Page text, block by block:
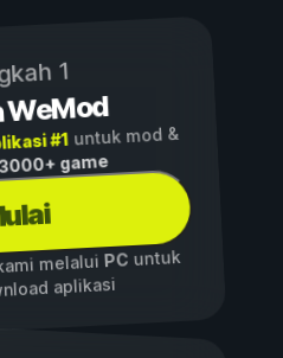
1
WeMod
#1untuk mod &
game
melalui PCuntuk
aplikasi